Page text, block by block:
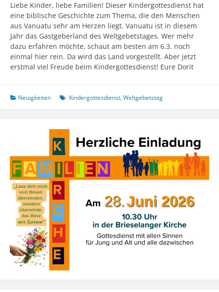
Liebe Kinder, liebe Familien! Dieser Kindergottesdienst hat
eine biblische Geschichte zum Thema, die den Menschen
aus Vanuatu sehr am Herzen liegt. Vanuatu ist in diesem
Jahr das Gastgeberland des Weltgebetstages. Wer mehr
dazu erfahren möchte, schaut am besten am 6.3. noch
einmal hier rein. Da wird das Land vorgestellt. Aber jetzt
erstmal viel Freude beim Kindergottesdienst! Eure Dorit
Neuigkeiten Kindergottesdienst,Weltgebetstag